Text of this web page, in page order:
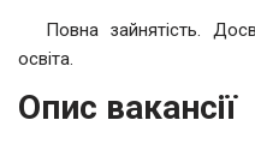
Повна зайнятість.
освіта.
Опис вакансії